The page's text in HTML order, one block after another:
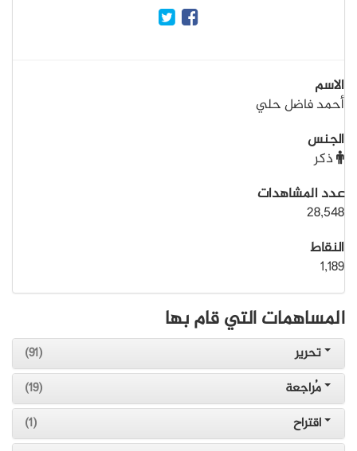
الاسم
أحمد فاضل حلي
الجنس
ذكر
عدد المشاهدات
28,548
النقاط
1,189
المساهمات التي قام بها
تحرير
(91)
مُراجعة
(19)
اقتراح
(1)